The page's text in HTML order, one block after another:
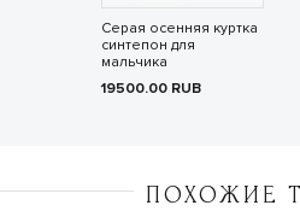
Серая осенняя куртка
синтепон для
мальчика
19500.00 RUB
ПОХОЖИЕ